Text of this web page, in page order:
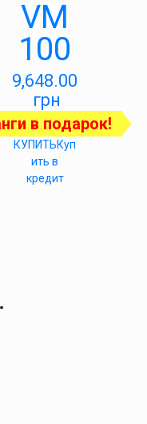
VM
100
9,648.00
грн
в подарок!
КУПИТЬКуп
ить в
кредит